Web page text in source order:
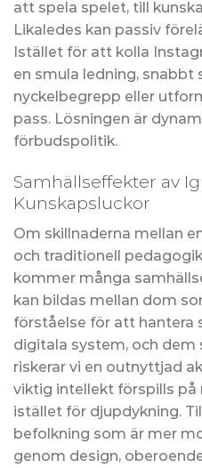
att spela spelet, till
Likaledes kan passiv
Istället för att kolla
en smula ledning, snabbt
nyckelbegrepp eller
pass. Lösningen är
förbudspolitik.
Samhällseffekter av
Kunskapsluckor
Om skillnaderna mellan
och traditionell
kommer många
kan bildas mellan dom
förståelse för att hantera
digitala system, och dem
riskerar vi en outnyttjad
viktig intellekt förspills på
istället för djupdykning.
befolkning som är mer
genom design,